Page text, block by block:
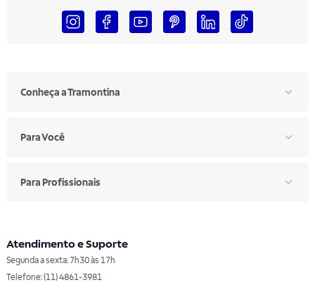
Conheça a Tramontina
Para Você
Para Profissionais
Atendimento e Suporte
Segunda a sexta: 7h30 às 17h
Telefone: (11) 4861-3981